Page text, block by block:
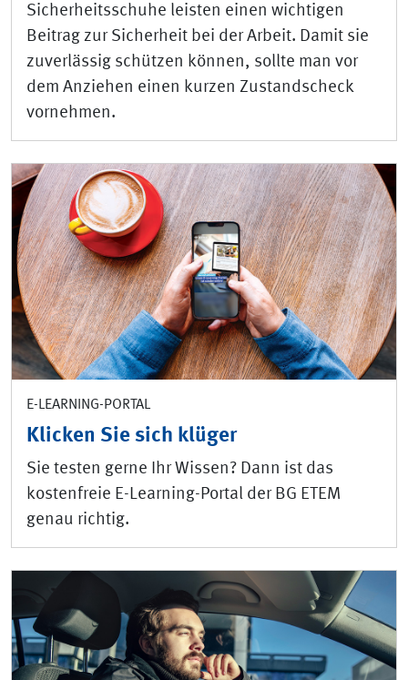
Sicherheitsschuhe leisten einen wichtigen
Beitrag zur Sicherheit bei der Arbeit. Damit sie
zuverlässig schützen können, sollte man vor
dem Anziehen einen kurzen Zustandscheck
vornehmen.
E-LEARNING-PORTAL
Klicken Sie sich klüger
Sie testen gerne Ihr Wissen? Dann ist das
kostenfreie E-Learning-Portal der BG ETEM
genau richtig.